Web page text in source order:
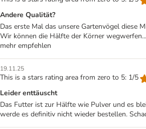
Andere Qualität?
Das erste Mal das unsere Gartenvögel diese
Wir können die Hälfte der Körner
mehr empfehlen
19.11.25
This is a stars rating area from zero to 5: 1/5
Leider enttäuscht
Das Futter ist zur Hälfte wie Pulver und es
werde es definitiv nicht wieder bestellen.